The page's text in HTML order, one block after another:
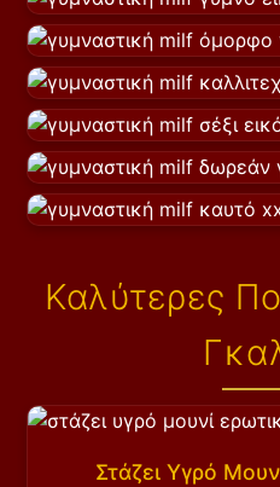
Καλύτερες
Στάζει Υγρό